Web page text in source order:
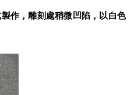
，雕刻處稍微凹陷，以白色